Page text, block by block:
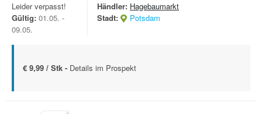
Leider verpasst!
Gültig: 01.05. -
09.05.
Händler: Hagebaumarkt
Stadt:
Potsdam
€ 9,99 / Stk - Details im Prospekt